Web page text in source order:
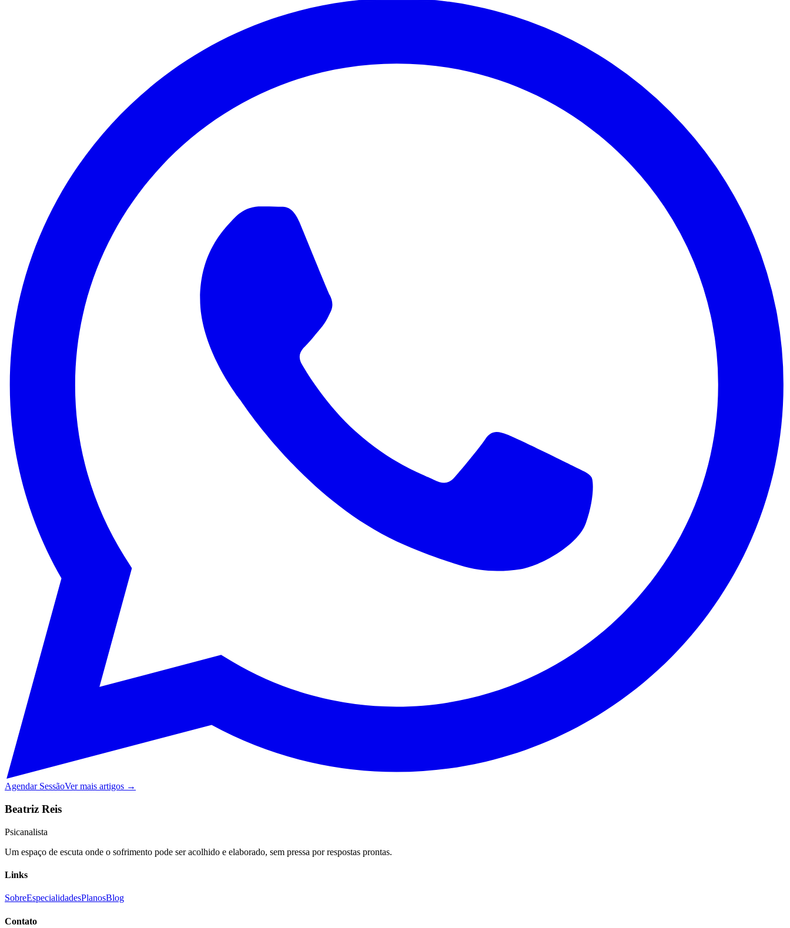
Agendar SessãoVer mais artigos →
Beatriz Reis
Psicanalista
Um espaço de escuta onde o sofrimento pode ser acolhido e elaborado, sem pressa por respostas prontas.
Links
SobreEspecialidadesPlanosBlog
Contato